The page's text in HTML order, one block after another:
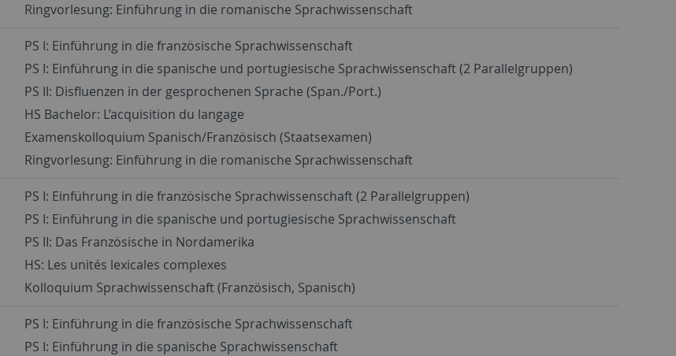
Ringvorlesung: Einführung in die romanische Sprachwissenschaft
PS I: Einführung in die französische Sprachwissenschaft
PS I: Einführung in die spanische und portugiesische Sprachwissenschaft (2 Parallelgruppen)
PS II: Disfluenzen in der gesprochenen Sprache (Span./Port.)
HS Bachelor: L’acquisition du langage
Examenskolloquium Spanisch/Französisch (Staatsexamen)
Ringvorlesung: Einführung in die romanische Sprachwissenschaft
PS I: Einführung in die französische Sprachwissenschaft (2 Parallelgruppen)
PS I: Einführung in die spanische und portugiesische Sprachwissenschaft
PS II: Das Französische in Nordamerika
HS: Les unités lexicales complexes
Kolloquium Sprachwissenschaft (Französisch, Spanisch)
PS I: Einführung in die französische Sprachwissenschaft
PS I: Einführung in die spanische Sprachwissenschaft